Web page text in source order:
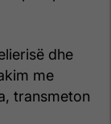
dhe
me
transmeton